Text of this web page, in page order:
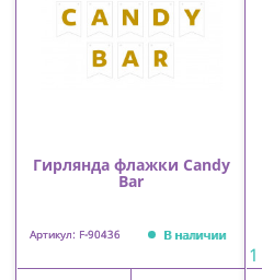
Гирлянда флажки Candy
Bar
Артикул: F-90436 В наличии
1